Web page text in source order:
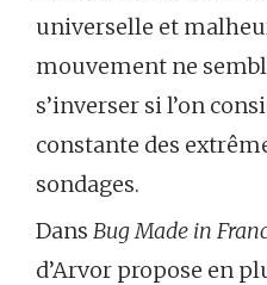
universelle et
mouvement ne
s’inverser si l’on
constante des
sondages.
Dans Bug Made in
d’Arvor propose en